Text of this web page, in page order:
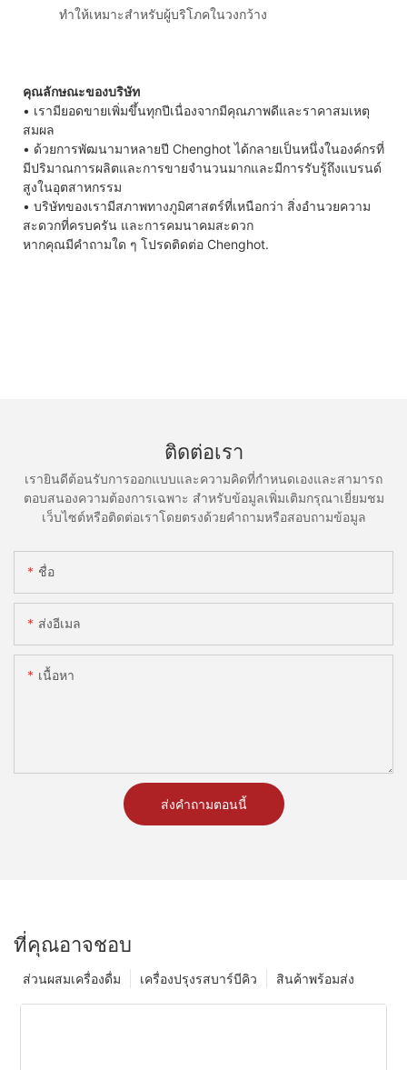
ทำให้เหมาะสำหรับผู้บริโภคในวงกว้าง
คุณลักษณะของบริษัท
• เรามียอดขายเพิ่มขึ้นทุกปีเนื่องจากมีคุณภาพดีและราคาสมเหตุ
สมผล
• ด้วยการพัฒนามาหลายปี Chenghot ได้กลายเป็นหนึ่งในองค์กรที่
มีปริมาณการผลิตและการขายจำนวนมากและมีการรับรู้ถึงแบรนด์
สูงในอุตสาหกรรม
• บริษัทของเรามีสภาพทางภูมิศาสตร์ที่เหนือกว่า สิ่งอำนวยความ
สะดวกที่ครบครัน และการคมนาคมสะดวก
หากคุณมีคำถามใด ๆ โปรดติดต่อ Chenghot.
ติดต่อเรา
เรายินดีต้อนรับการออกแบบและความคิดที่กำหนดเองและสามารถ
ตอบสนองความต้องการเฉพาะ สำหรับข้อมูลเพิ่มเติมกรุณาเยี่ยมชม
เว็บไซต์หรือติดต่อเราโดยตรงด้วยคำถามหรือสอบถามข้อมูล
ชื่อ
ส่งอีเมล
เนื้อหา
ส่งคำถามตอนนี้
ที่คุณอาจชอบ
สินค้าพร้อมส่ง
เครื่องปรุงรสบาร์บีคิว
ส่วนผสมเครื่องดื่ม